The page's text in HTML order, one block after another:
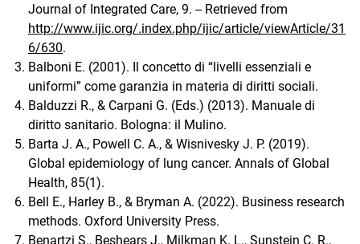
Journal of Integrated Care, 9. -- Retrieved from
http://www.ijic.org/.index.php/ijic/article/viewArticle/31
6/630.
Balboni E. (2001). Il concetto di “livelli essenziali e
uniformi” come garanzia in materia di diritti sociali.
Balduzzi R., & Carpani G. (Eds.) (2013). Manuale di
diritto sanitario. Bologna: il Mulino.
Barta J. A., Powell C. A., & Wisnivesky J. P. (2019).
Global epidemiology of lung cancer. Annals of Global
Health, 85(1).
Bell E., Harley B., & Bryman A. (2022). Business research
methods. Oxford University Press.
Benartzi S., Beshears J., Milkman K. L., Sunstein C. R.,